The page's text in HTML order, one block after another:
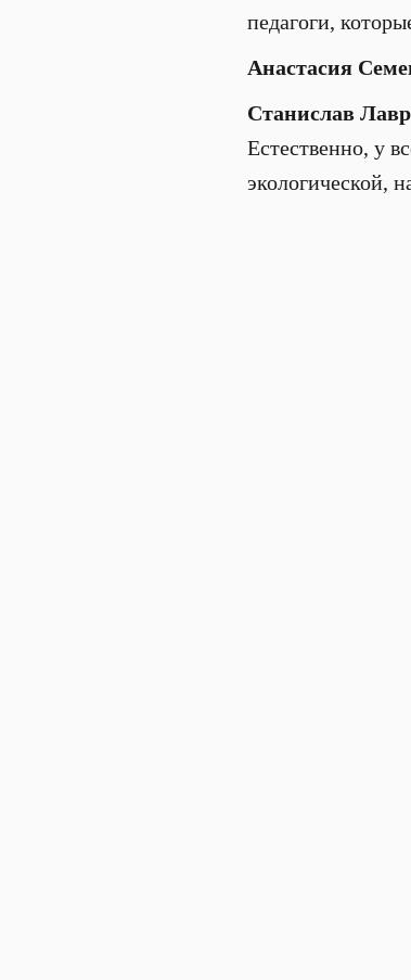
педагоги,
Анастасия
Станислав
Естественно, у
экологической,